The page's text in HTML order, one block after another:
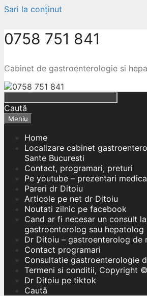
Sari la conținut
0758 751 841
Cabinet de gastroenterologie si
Caută
Meniu
Home
Localizare cabinet
Sante Bucuresti
Contact, programari, preturi
Pe youtube – prezentari
Pareri dr Ditoiu
Articole pe net dr Ditoiu
Noutati zilnic pe facebook
Cand ar fi necesar un consult
gastroenterolog sau hepatolog
Dr Ditoiu – gastroenterolog de
Contact programari
Consultatie gastroenterologie
Termeni si conditii, Copyright ©
Dr Ditoiu pe tiktok
Caută